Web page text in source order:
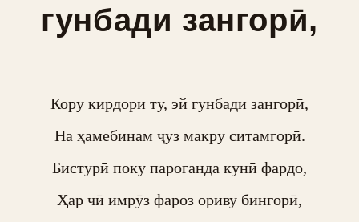
гунбади зангорӣ,
Кору кирдори ту, эй гунбади зангорӣ,
На ҳамебинам ҷуз макру ситамгорӣ.
Бистурӣ поку пароганда кунӣ фардо,
Ҳар чӣ имрӯз фароз ориву бингорӣ,